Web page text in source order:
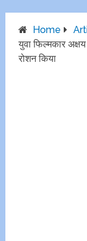
Home
युवा फिल्मकार अक्षय
रोशन किया